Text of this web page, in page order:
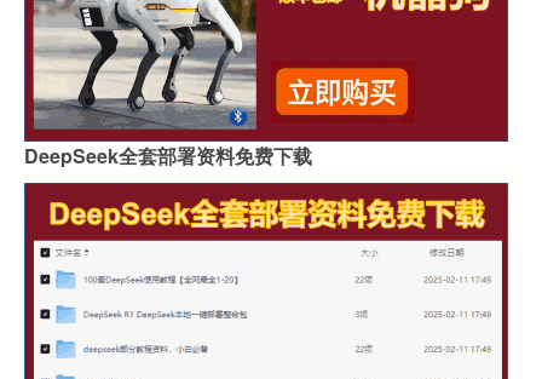
DeepSeek全套部署资料免费下载